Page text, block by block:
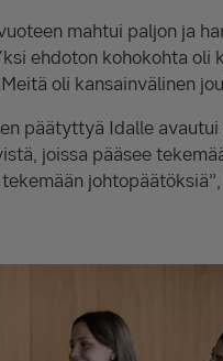
mahtui paljon ja
ehdoton kohokohta
oli kansainvälinen
päätyttyä Idalle
joissa pääsee